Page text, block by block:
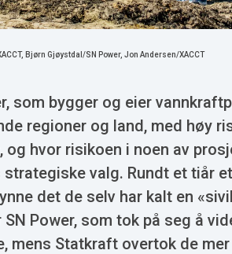
Bjørn Gjøystdal/SN Power, Jon Andersen/XACCT
som bygger og eier
regioner og land, med høy
og hvor risikoen i noen av
valg. Rundt et tiår
det de selv har kalt en
Power, som tok på seg å
mens Statkraft overtok de